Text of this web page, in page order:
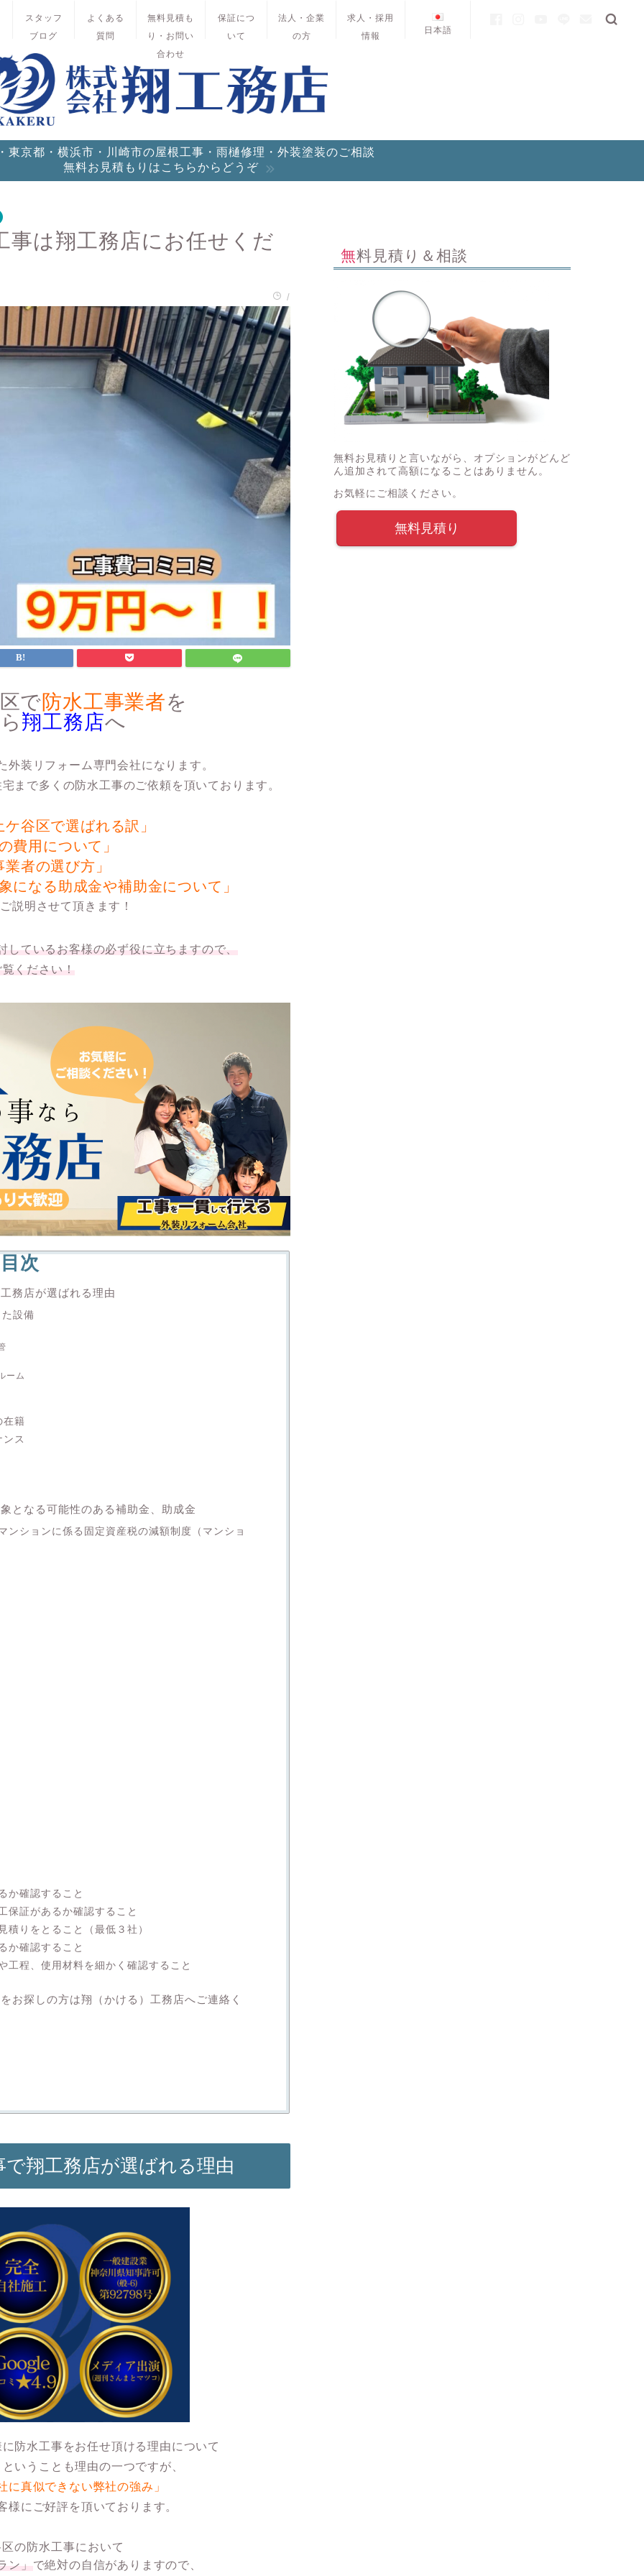
スタッフ
ブログ
よくある
質問
無料見積も
り・お問い
合わせ
保証につ
いて
法人・企業
の方
求人・採用
情報
日本語
東京都・横浜市・川崎市の屋根工事・雨樋修理・外装塗装のご相談
無料お見積もりはこちらからどうぞ
事は翔工務店にお任せくだ
/
で防水工事業者を
翔工務店へ
装リフォーム専門会社になります。
まで多くの防水工事のご依頼を頂いております。
谷区で選ばれる訳」
費用について」
者の選び方」
になる助成金や補助金について」
説明させて頂きます！
しているお客様の必ず役に立ちますので、
ください！
目次
務店が選ばれる理由
設備
ーム
在籍
ス
となる可能性のある補助金、助成金
ンションに係る固定資産税の減額制度（マンショ
か確認すること
保証があるか確認すること
積りをとること（最低３社）
か確認すること
工程、使用材料を細かく確認すること
お探しの方は翔（かける）工務店へご連絡く
翔工務店が選ばれる理由
防水工事をお任せ頂ける理由について
ということも理由の一つですが、
に真似できない弊社の強み」
様にご好評を頂いております。
の防水工事において
ン」 で絶対の自信がありますので、
無料見積り＆相談
無料お見積りと言いながら、オプションがどんど
ん追加されて高額になることはありません。
お気軽にご相談ください。
無料見積り